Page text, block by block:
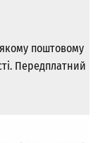
поштовому
Передплатний